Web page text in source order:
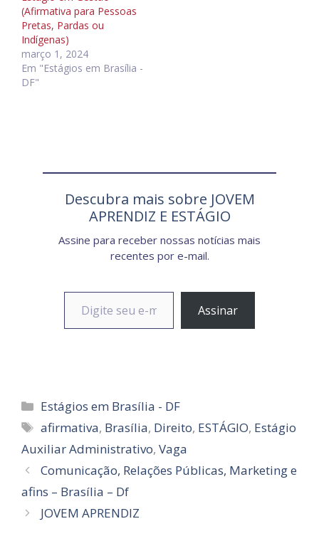
(Afirmativa para Pessoas
Pretas, Pardas ou
Indígenas)
março 1, 2024
Em "Estágios em Brasília -
DF"
Descubra mais sobre JOVEM
APRENDIZ E ESTÁGIO
Assine para receber nossas notícias mais
recentes por e-mail.
Digite seu e-mail…
Assinar
Categorias
Estágios em Brasília - DF
Tags
afirmativa, Brasília, Direito, ESTÁGIO, Estágio
Auxiliar Administrativo, Vaga
Comunicação, Relações Públicas, Marketing e
afins – Brasília – Df
JOVEM APRENDIZ